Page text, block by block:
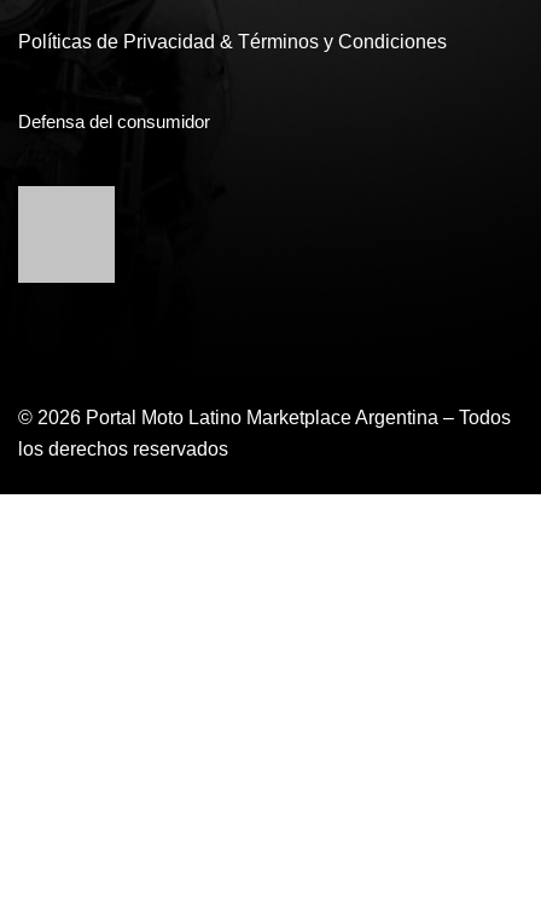
Políticas de Privacidad & Términos y Condiciones
Defensa del consumidor
© 2026 Portal Moto Latino Marketplace Argentina – Todos